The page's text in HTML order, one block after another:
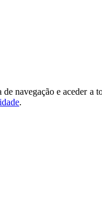
navegação e aceder a
.